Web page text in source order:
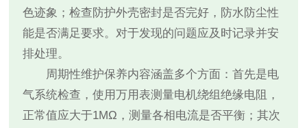
色迹象；检查防护外壳密封是否完好，防水防尘性
能是否满足要求。对于发现的问题应及时记录并安
排处理。
周期性维护保养内容涵盖多个方面：首先是电
气系统检查，使用万用表测量电机绕组绝缘电阻，
正常值应大于1MΩ，测量各相电流是否平衡；其次